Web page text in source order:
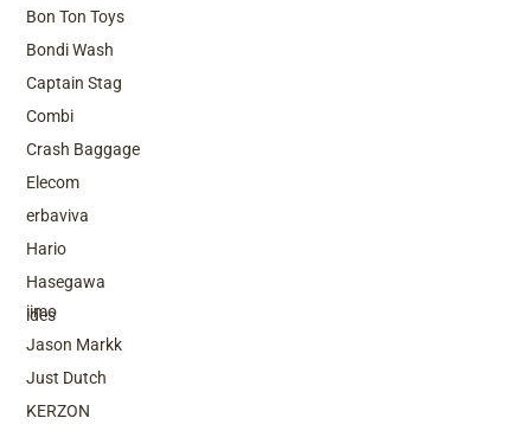
Top Brands
iimo
Jason Markk
Just Dutch
KERZON
Bon Ton Toys
Bondi Wash
Captain Stag
Combi
Crash Baggage
Elecom
erbaviva
Hario
Hasegawa
ides